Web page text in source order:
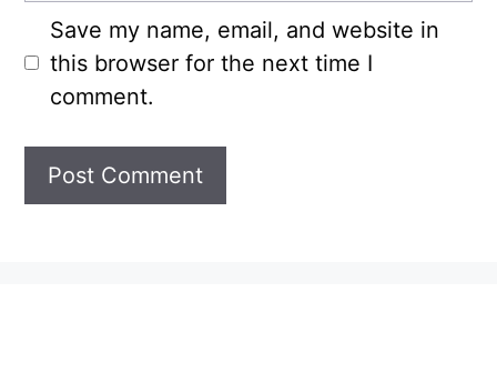
Save my name, email, and website in
this browser for the next time I
comment.